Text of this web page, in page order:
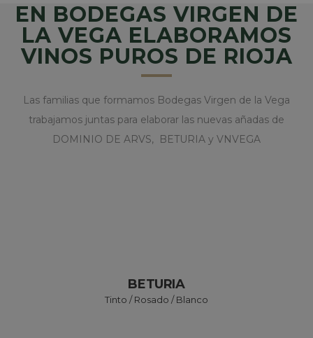
EN BODEGAS VIRGEN DE
LA VEGA ELABORAMOS
VINOS PUROS DE RIOJA
Las familias que formamos Bodegas Virgen de la Vega
trabajamos juntas para elaborar las nuevas añadas de
DOMINIO DE ARVS, BETURIA y VNVEGA
BETURIA
Tinto / Rosado / Blanco